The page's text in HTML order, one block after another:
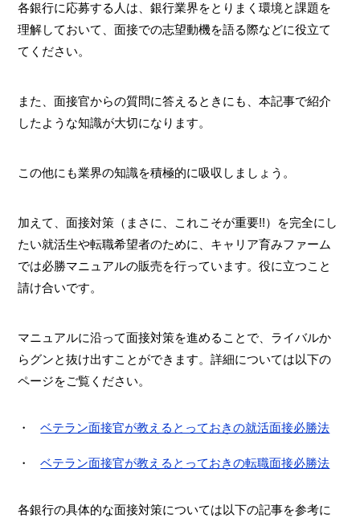
各銀行に応募する人は、銀行業界をとりまく環境と課題を
理解しておいて、面接での志望動機を語る際などに役立て
てください。
また、面接官からの質問に答えるときにも、本記事で紹介
したような知識が大切になります。
この他にも業界の知識を積極的に吸収しましょう。
加えて、面接対策（まさに、これこそが重要!!）を完全にし
たい就活生や転職希望者のために、キャリア育みファーム
では必勝マニュアルの販売を行っています。役に立つこと
請け合いです。
マニュアルに沿って面接対策を進めることで、ライバルか
らグンと抜け出すことができます。詳細については以下の
ページをご覧ください。
ベテラン面接官が教えるとっておきの就活面接必勝法
ベテラン面接官が教えるとっておきの転職面接必勝法
各銀行の具体的な面接対策については以下の記事を参考に